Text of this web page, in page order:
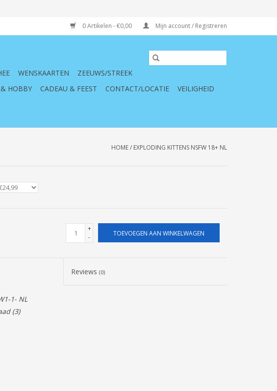
0 Artikelen - €0,00 Mijn account / Registreren
WENSKAARTEN
ZEEUWS/STREEK
HOBBY CADEAU & FEEST CONTACT/LOCATIE
VEILIGHEID
HOME/ EXPLODING KITTENS NSFW 18+ NL
+
-
TOEVOEGEN AAN WINKELWAGEN
Reviews(0)
1- NL
(3)